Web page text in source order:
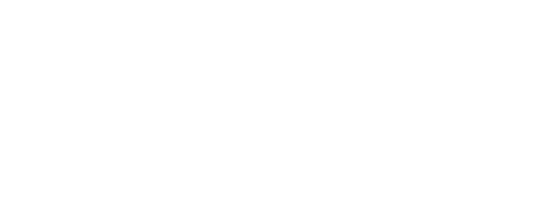
przed lekturą przewodnika
Gdy mieszkaniec Trójmiasta cieszy się łagodną, niemal